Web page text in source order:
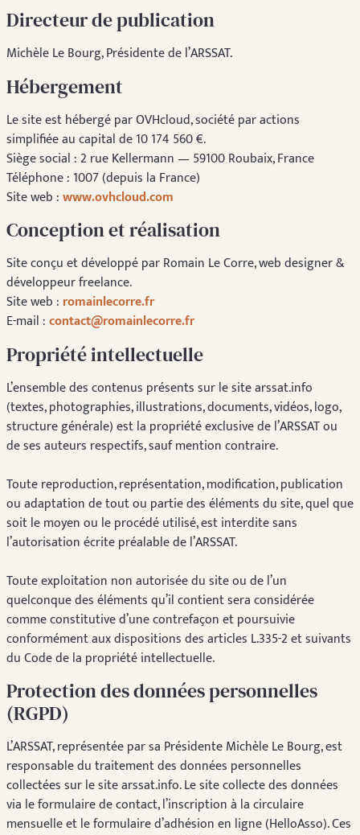
Directeur de publication
Michèle Le Bourg, Présidente de l’ARSSAT.
Hébergement
Le site est hébergé par OVHcloud, société par actions
simplifiée au capital de 10 174 560 €.
Siège social : 2 rue Kellermann — 59100 Roubaix, France
Téléphone : 1007 (depuis la France)
Site web :www.ovhcloud.com
Conception et réalisation
Site conçu et développé par Romain Le Corre, web designer &
développeur freelance.
Site web : romainlecorre.fr
E-mail :contact@romainlecorre.fr
Propriété intellectuelle
L’ensemble des contenus présents sur le site arssat.info
(textes, photographies, illustrations, documents, vidéos, logo,
structure générale) est la propriété exclusive de l’ARSSAT ou
de ses auteurs respectifs, sauf mention contraire.
Toute reproduction, représentation, modification, publication
ou adaptation de tout ou partie des éléments du site, quel que
soit le moyen ou le procédé utilisé, est interdite sans
l’autorisation écrite préalable de l’ARSSAT.
Toute exploitation non autorisée du site ou de l’un
quelconque des éléments qu’il contient sera considérée
comme constitutive d’une contrefaçon et poursuivie
conformément aux dispositions des articles L.335-2 et suivants
du Code de la propriété intellectuelle.
Protection des données personnelles
(RGPD)
L’ARSSAT, représentée par sa Présidente Michèle Le Bourg, est
responsable du traitement des données personnelles
collectées sur le site arssat.info. Le site collecte des données
via le formulaire de contact, l’inscription à la circulaire
mensuelle et le formulaire d’adhésion en ligne (HelloAsso). Ces